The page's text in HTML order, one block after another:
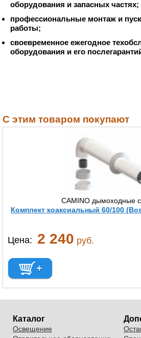
оборудования и запасных частях;
профессиональные монтаж и
работы;
своевременное ежегодное
оборудования и его
С этим товаром покупают
CAMINO дымоходные
Комплект коаксиальный 60/100
Цена: 2 240 руб.
Каталог
Освещение